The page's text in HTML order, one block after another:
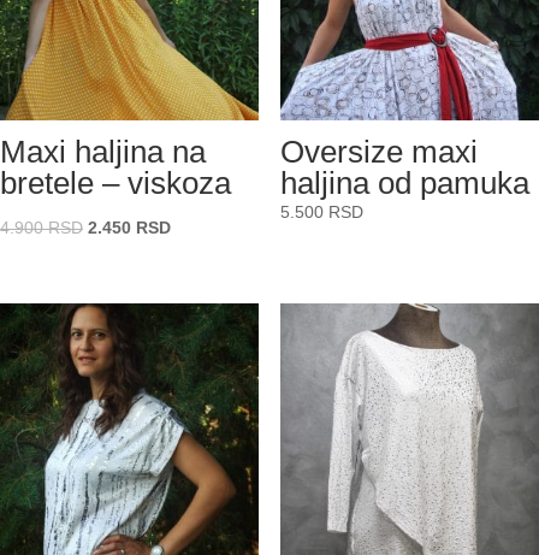
Maxi haljina na
bretele – viskoza
4.900RSD Originalna
bila:
4.900 RSD.
2.450 RSDTrenutna
2.450 RSD.
Oversize maxi
haljina od pamuka
5.500 RSD